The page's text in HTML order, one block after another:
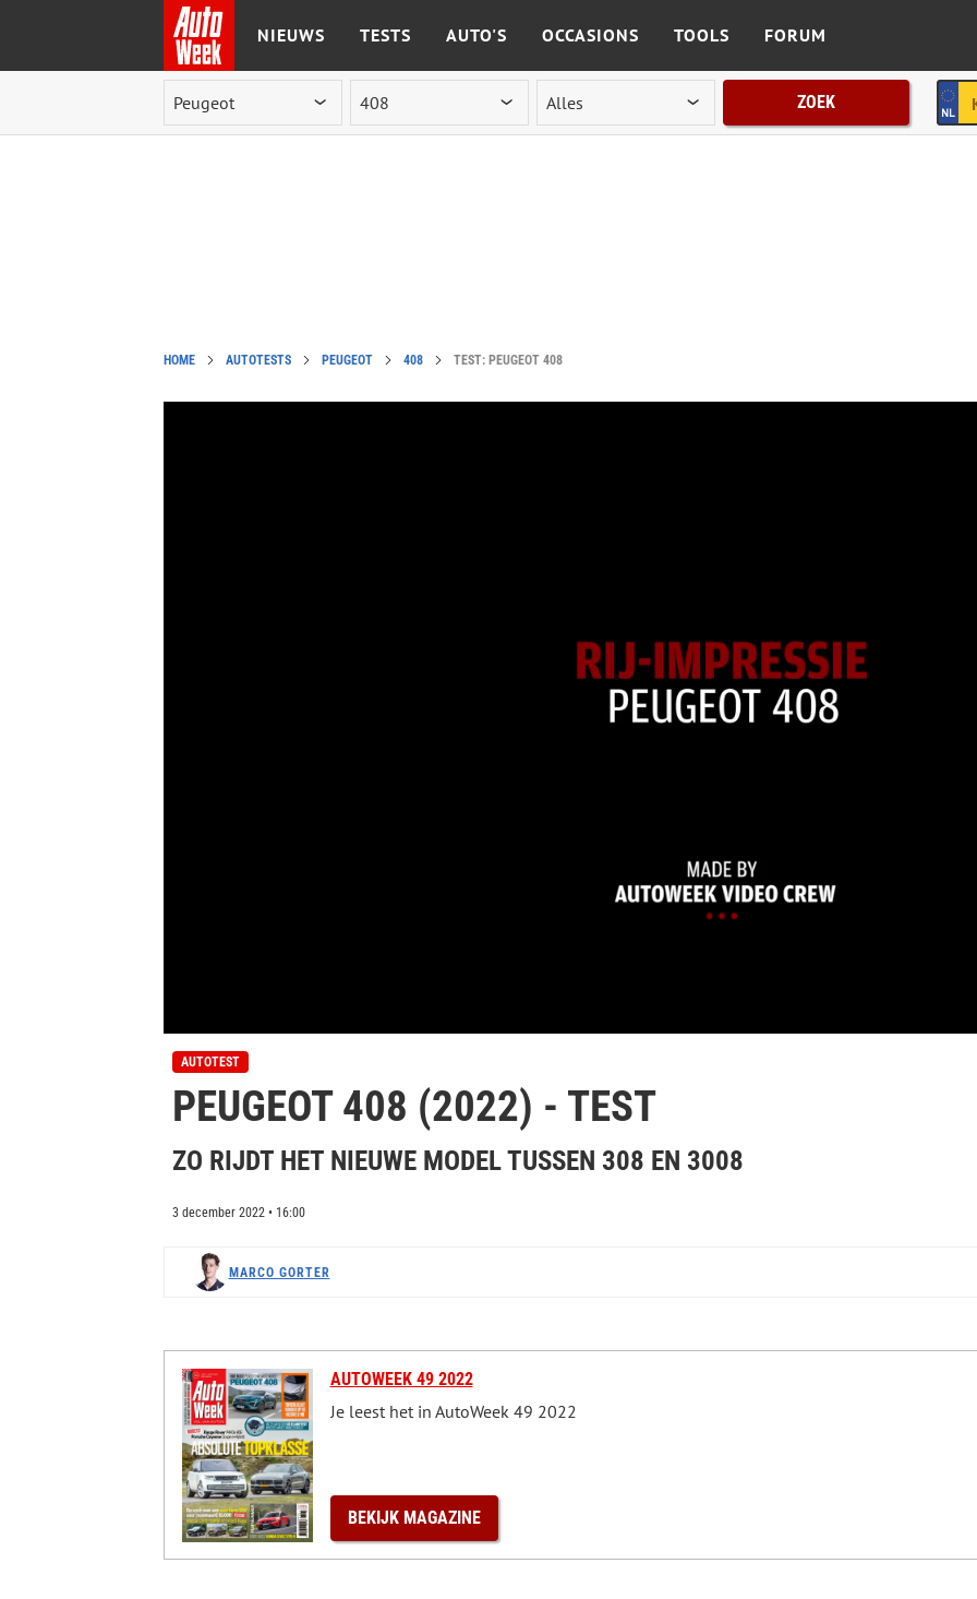
Ga naar de inhoud
NIEUWS TESTS AUTO'S OCCASIONS TOOLS FORUM
ZOEK
HOME AUTOTESTS PEUGEOT 408 TEST: PEUGEOT 408
d
AUTOTEST
PEUGEOT 408 (2022) - TEST
ZO RIJDT HET NIEUWE MODEL TUSSEN 308 EN 3008
3 december 2022 • 16:00
MARCO GORTER
AUTOWEEK 49 2022
Je leest het in AutoWeek 49 2022
BEKIJKMAGAZINE